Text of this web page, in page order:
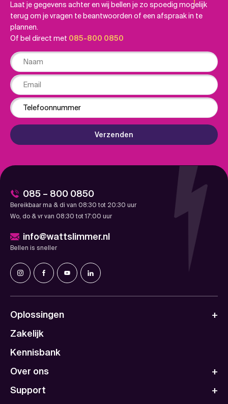
Laat je gegevens achter en wij bellen je zo spoedig mogelijk
terug om je vragen te beantwoorden of een afspraak in te
plannen.
Of bel direct met 085-800 0850
Naam
Email
Phone
Verzenden
085 – 800 0850
Bereikbaar ma & di van 08:30 tot 20:30 uur
Wo, do & vr van 08:30 tot 17:00 uur
info@wattslimmer.nl
Bellen is sneller
Oplossingen
Zakelijk
Kennisbank
Over ons
Support